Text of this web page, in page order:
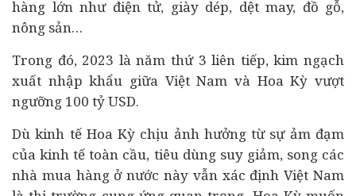
hàng lớn như điện tử, giày dép, dệt may, đồ gỗ,
nông sản…
Trong đó, 2023 là năm thứ 3 liên tiếp, kim ngạch
xuất nhập khẩu giữa Việt Nam và Hoa Kỳ vượt
ngưỡng 100 tỷ USD.
Dù kinh tế Hoa Kỳ chịu ảnh hưởng từ sự ảm đạm
của kinh tế toàn cầu, tiêu dùngsuy giảm, song các
nhà mua hàng ở nước này vẫn xác định Việt Nam